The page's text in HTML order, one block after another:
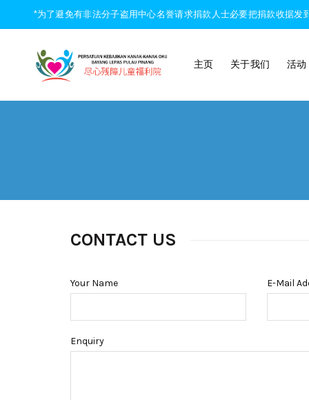
*为了避免有非法分子盗用中心名誉请求捐款人士必要把捐款收据
主页 关于我们 活
CONTACT US
Your Name E-Mail
Enquiry